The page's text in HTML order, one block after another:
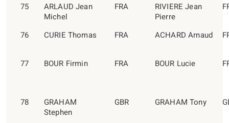
75
ARLAUD Jean
Michel
FRA
RIVIERE Jean
Pierre
76 CURIE Thomas FRA ACHARD Arnaud
77 BOUR Firmin FRA BOUR Lucie
78
GRAHAM
Stephen
GBR GRAHAM Tony